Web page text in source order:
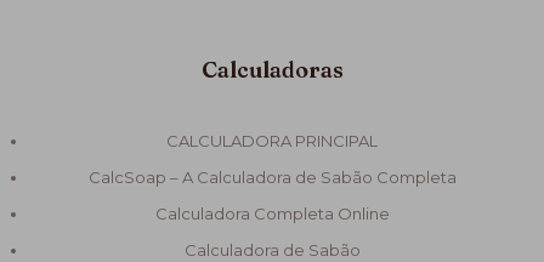
Calculadoras
CALCULADORA PRINCIPAL
CalcSoap – A Calculadora de Sabão Completa
Calculadora Completa Online
Calculadora de Sabão